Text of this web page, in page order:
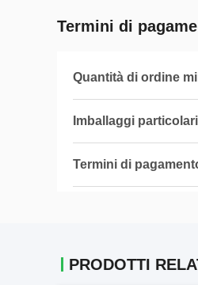
Termini di
Quantità di ordine
Imballaggi particolari
Termini di
PRODOTTI